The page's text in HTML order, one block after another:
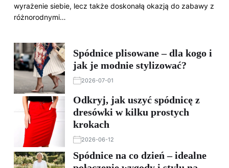
wyrażenie siebie, lecz także doskonałą okazją do zabawy z
różnorodnymi…
Spódnice plisowane – dla kogo i
jak je modnie stylizować?
2026-07-01
Odkryj, jak uszyć spódnicę z
dresówki w kilku prostych
krokach
2026-06-12
Spódnice na co dzień – idealne